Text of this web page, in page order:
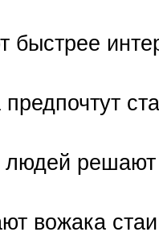
быстрее
предпочтут
людей
вожака